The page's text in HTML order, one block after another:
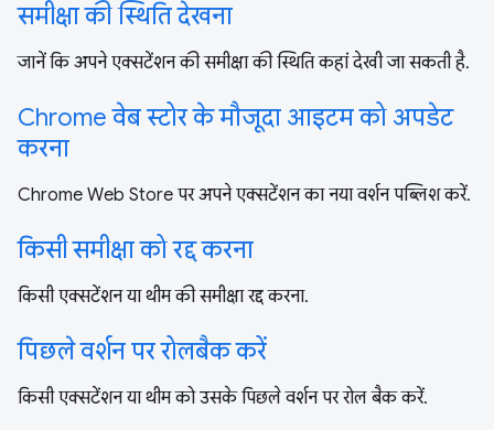
समीक्षा की स्थिति देखना
जानें कि अपने एक्सटेंशन की समीक्षा की स्थिति कहां देखी जा सकती है.
Chrome वेब स्टोर के मौजूदा आइटम को अपडेट
करना
Chrome Web Store पर अपने एक्सटेंशन का नया वर्शन पब्लिश करें.
किसी समीक्षा को रद्द करना
किसी एक्सटेंशन या थीम की समीक्षा रद्द करना.
पिछले वर्शन पर रोलबैक करें
किसी एक्सटेंशन या थीम को उसके पिछले वर्शन पर रोल बैक करें.